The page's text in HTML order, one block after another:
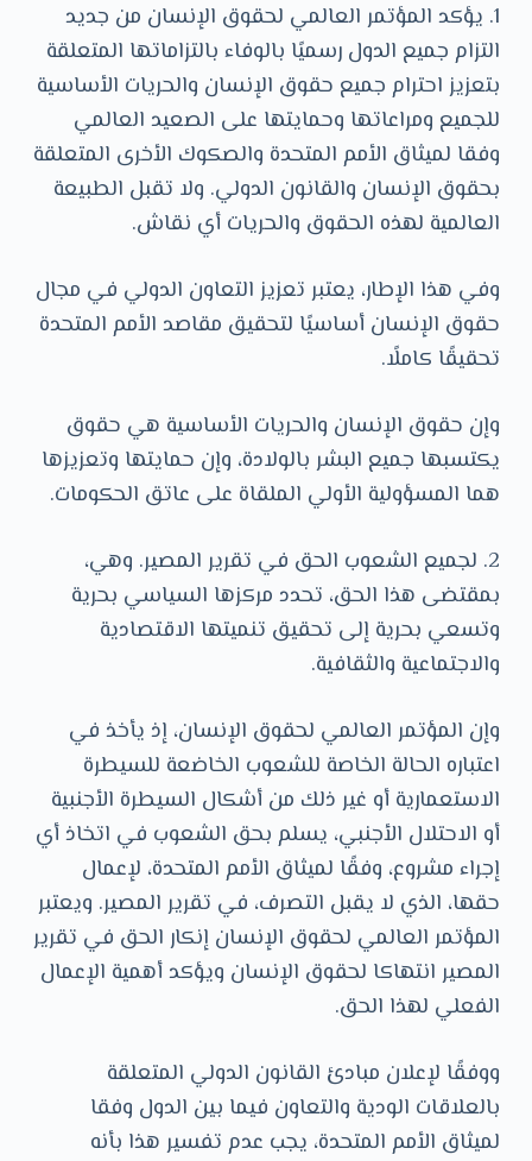
1. يؤكد المؤتمر العالمي لحقوق الإنسان من جديد
التزام جميع الدول رسميًا بالوفاء بالتزاماتها المتعلقة
بتعزيز احترام جميع حقوق الإنسان والحريات الأساسية
للجميع ومراعاتها وحمايتها على الصعيد العالمي
وفقا لميثاق الأمم المتحدة والصكوك الأخرى المتعلقة
بحقوق الإنسان والقانون الدولي. ولا تقبل الطبيعة
العالمية لهذه الحقوق والحريات أي نقاش.
وفي هذا الإطار، يعتبر تعزيز التعاون الدولي في مجال
حقوق الإنسان أساسيًا لتحقيق مقاصد الأمم المتحدة
تحقيقًا كاملًا.
وإن حقوق الإنسان والحريات الأساسية هي حقوق
يكتسبها جميع البشر بالولادة، وإن حمايتها وتعزيزها
هما المسؤولية الأولي الملقاة على عاتق الحكومات.
2. لجميع الشعوب الحق في تقرير المصير. وهي،
بمقتضى هذا الحق، تحدد مركزها السياسي بحرية
وتسعي بحرية إلى تحقيق تنميتها الاقتصادية
والاجتماعية والثقافية.
وإن المؤتمر العالمي لحقوق الإنسان، إذ يأخذ في
اعتباره الحالة الخاصة للشعوب الخاضعة للسيطرة
الاستعمارية أو غير ذلك من أشكال السيطرة الأجنبية
أو الاحتلال الأجنبي، يسلم بحق الشعوب في اتخاذ أي
إجراء مشروع، وفقًا لميثاق الأمم المتحدة، لإعمال
حقها، الذي لا يقبل التصرف، في تقرير المصير. ويعتبر
المؤتمر العالمي لحقوق الإنسان إنكار الحق في تقرير
المصير انتهاكا لحقوق الإنسان ويؤكد أهمية الإعمال
الفعلي لهذا الحق.
ووفقًا لإعلان مبادئ القانون الدولي المتعلقة
بالعلاقات الودية والتعاون فيما بين الدول وفقا
لميثاق الأمم المتحدة، يجب عدم تفسير هذا بأنه